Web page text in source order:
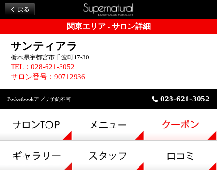
関東エリア - サロン詳細
サンティアラ
栃木県宇都宮市千波町17-30
TEL：028-621-3052
サロン番号：90712936
Pocketbookアプリ予約不可 028-621-3052